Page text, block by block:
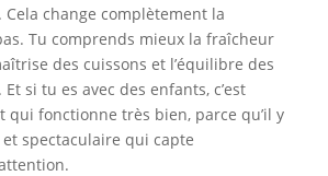
change complètement la
Tu comprends mieux la fraîcheur
des cuissons et l’équilibre des
si tu es avec des enfants, c’est
qui fonctionne très bien, parce qu’il y
spectaculaire qui capte